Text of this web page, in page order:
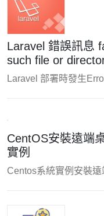
Laravel 錯誤訊息
such file or
Laravel 部署時發生
CentOS安裝遠端
實例
Centos系統實例安裝